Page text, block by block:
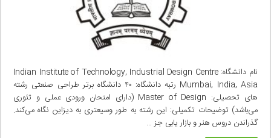
نام دانشگاه: Indian Institute of Technology, Industrial Design Centre
Mumbai, India, Asia رتبه دانشگاه: ۴۰ دانشگاه برتر طراحی صنعتی رشته
های تحصیلی: Master of Design (دارای امتحان ورودی عملی‌ و تئوری
می‌باشد) توضیحات تکمیلی: این رشته به طور وسیعتری به دیزاین نگاه می‌کند.
گذراندن دروس هنر و بازار یابی‌ جز …